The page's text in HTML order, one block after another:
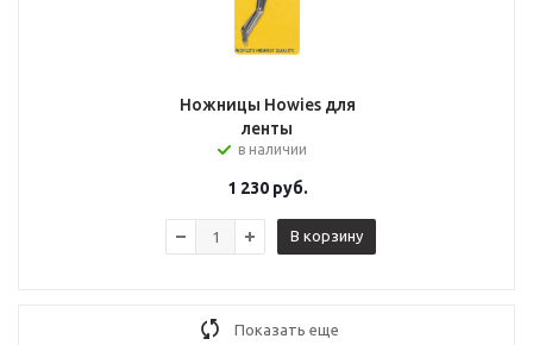
Ножницы Howies для
ленты
в наличии
1 230руб.
В корзину
Показать еще